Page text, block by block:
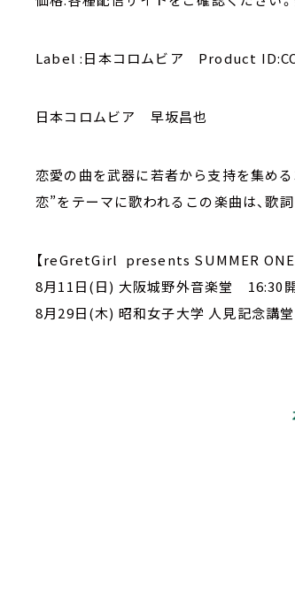
Label :日本コロムビア Product
日本コロムビア 早坂昌也
恋愛の曲を武器に若者から支持を集め
恋”をテーマに歌われるこの楽曲は、歌
【reGretGirl presents SUMMER
8月11日(日) 大阪城野外音楽堂 16:30
8月29日(木) 昭和女子大学 人見記念講